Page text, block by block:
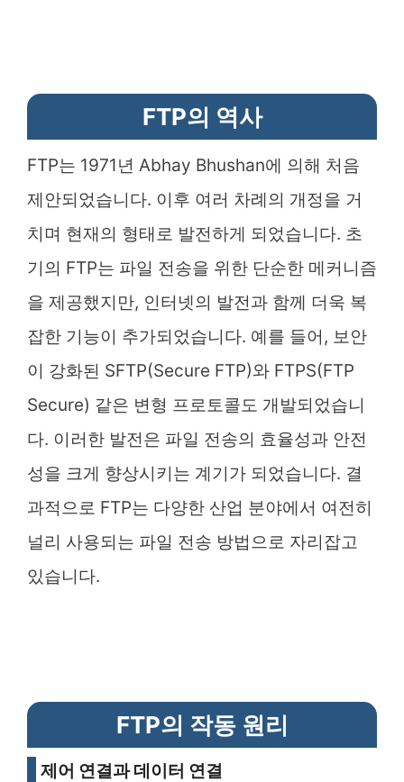
FTP의 역사
FTP는 1971년 Abhay Bhushan에 의해 처음
제안되었습니다. 이후 여러 차례의 개정을 거
치며 현재의 형태로 발전하게 되었습니다. 초
기의 FTP는 파일 전송을 위한 단순한 메커니즘
을 제공했지만, 인터넷의 발전과 함께 더욱 복
잡한 기능이 추가되었습니다. 예를 들어, 보안
이 강화된 SFTP(Secure FTP)와 FTPS(FTP
Secure) 같은 변형 프로토콜도 개발되었습니
다. 이러한 발전은 파일 전송의 효율성과 안전
성을 크게 향상시키는 계기가 되었습니다. 결
과적으로 FTP는 다양한 산업 분야에서 여전히
널리 사용되는 파일 전송 방법으로 자리잡고
있습니다.
FTP의 작동 원리
제어 연결과 데이터 연결